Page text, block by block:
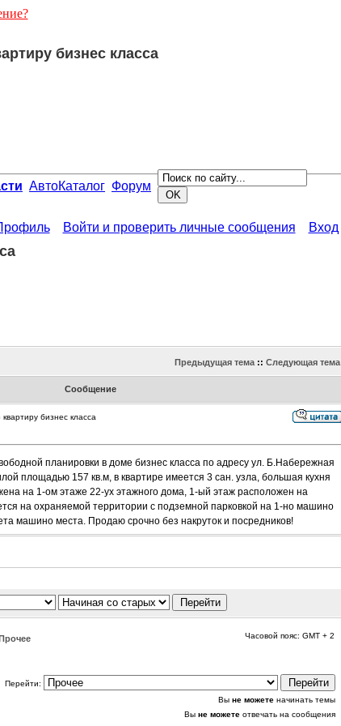
бизнес класса
АвтоКаталог Форум
Войти и проверить личные сообщения Вход
Предыдущая тема:: Следующая тема
Сообщение
бизнес класса
планировки в доме бизнес класса по адресу ул. Б.Набережная
площадью 157 кв.м, в квартире имеется 3 сан. узла, большая кухня
на 1-ом этаже 22-ух этажного дома, 1-ый этаж расположен на
на охраняемой территории с подземной парковкой на 1-но машино
машино места. Продаю срочно без накруток и посредников!
Часовой пояс: GMT + 2
Перейти:
Вы не можете начинать темы
Вы не можете отвечать на сообщения